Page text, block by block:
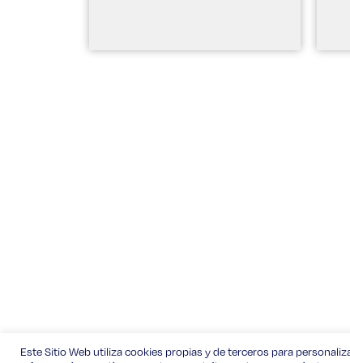
Este Sitio Web utiliza cookies propias y de terceros para